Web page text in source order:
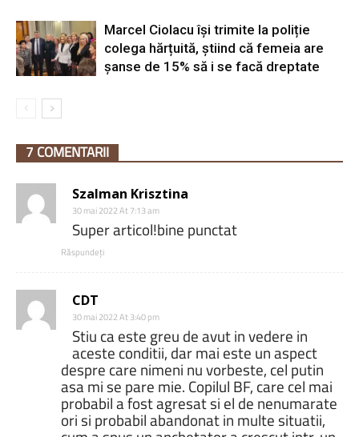
Marcel Ciolacu își trimite la poliție
colega hărțuită, știind că femeia are
șanse de 15% să i se facă dreptate
7 COMENTARII
Szalman Krisztina
30 mai 2022 At 7:13 am
Super articol!bine punctat
Răspundeți
CDT
30 mai 2022 At 3:40 pm
Stiu ca este greu de avut in vedere in
aceste conditii, dar mai este un aspect
despre care nimeni nu vorbeste, cel putin
asa mi se pare mie. Copilul BF, care cel mai
probabil a fost agresat si el de nenumarate
ori si probabil abandonat in multe situatii,